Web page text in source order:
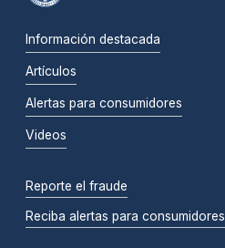
Información destacada
Artículos
Alertas para consumidores
Videos
Reporte el fraude
Reciba alertas para consumidores